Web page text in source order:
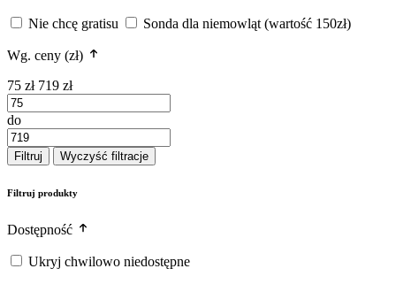
Nie chcę gratisu Sonda dla niemowląt (wartość 150zł)
Wg. ceny (zł)
75 zł 719 zł
do
Filtruj Wyczyść filtracje
Filtruj produkty
Dostępność
Ukryj chwilowo niedostępne